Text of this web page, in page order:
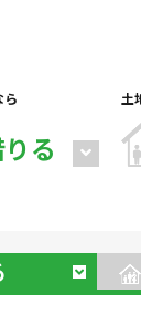
ら
る
土